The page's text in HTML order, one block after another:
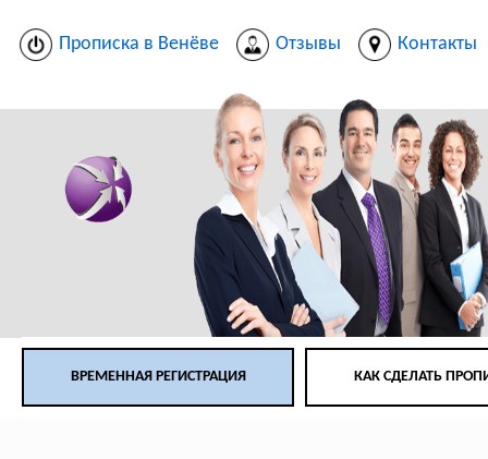
Прописка в Венёве Отзывы Контакты
ВРЕМЕННАЯ РЕГИСТРАЦИЯ КАК СДЕЛАТЬ